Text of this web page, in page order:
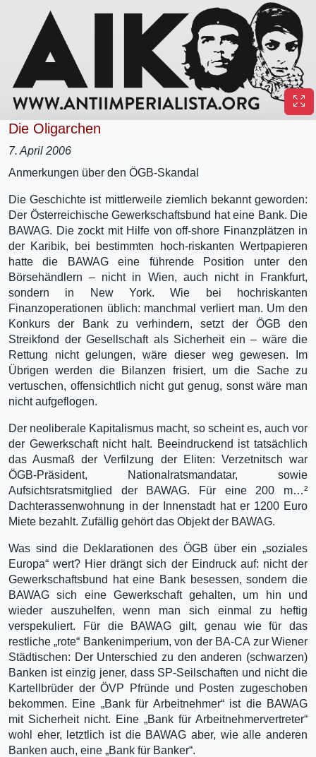
Die Oligarchen
7. April 2006
Anmerkungen über den ÖGB-Skandal
Die Geschichte ist mittlerweile ziemlich bekannt geworden:
Der Österreichische Gewerkschaftsbund hat eine Bank. Die
BAWAG. Die zockt mit Hilfe von off-shore Finanzplätzen in
der Karibik, bei bestimmten hoch-riskanten Wertpapieren
hatte die BAWAG eine führende Position unter den
Börsehändlern – nicht in Wien, auch nicht in Frankfurt,
sondern in New York. Wie bei hochriskanten
Finanzoperationen üblich: manchmal verliert man. Um den
Konkurs der Bank zu verhindern, setzt der ÖGB den
Streikfond der Gesellschaft als Sicherheit ein – wäre die
Rettung nicht gelungen, wäre dieser weg gewesen. Im
Übrigen werden die Bilanzen frisiert, um die Sache zu
vertuschen, offensichtlich nicht gut genug, sonst wäre man
nicht aufgeflogen.
Der neoliberale Kapitalismus macht, so scheint es, auch vor
der Gewerkschaft nicht halt. Beeindruckend ist tatsächlich
das Ausmaß der Verfilzung der Eliten: Verzetnitsch war
ÖGB-Präsident, Nationalratsmandatar, sowie
Aufsichtsratsmitglied der BAWAG. Für eine 200 m…²
Dachterassenwohnung in der Innenstadt hat er 1200 Euro
Miete bezahlt. Zufällig gehört das Objekt der BAWAG.
Was sind die Deklarationen des ÖGB über ein „soziales
Europa“ wert? Hier drängt sich der Eindruck auf: nicht der
Gewerkschaftsbund hat eine Bank besessen, sondern die
BAWAG sich eine Gewerkschaft gehalten, um hin und
wieder auszuhelfen, wenn man sich einmal zu heftig
verspekuliert. Für die BAWAG gilt, genau wie für das
restliche „rote“ Bankenimperium, von der BA-CA zur Wiener
Städtischen: Der Unterschied zu den anderen (schwarzen)
Banken ist einzig jener, dass SP-Seilschaften und nicht die
Kartellbrüder der ÖVP Pfründe und Posten zugeschoben
bekommen. Eine „Bank für Arbeitnehmer“ ist die BAWAG
mit Sicherheit nicht. Eine „Bank für Arbeitnehmervertreter“
wohl eher, letztlich ist die BAWAG aber, wie alle anderen
Banken auch, eine „Bank für Banker“.